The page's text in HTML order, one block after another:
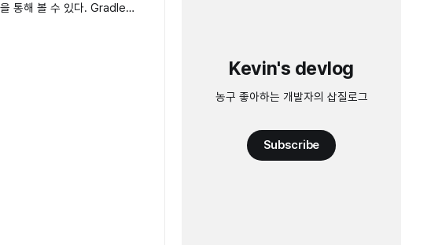
Kevin's devlog
농구 좋아하는 개발자의 삽질로그
Subscribe